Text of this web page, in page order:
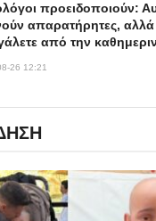
προειδοποιούν:
απαρατήρητες, αλλά
από την
26 12:21